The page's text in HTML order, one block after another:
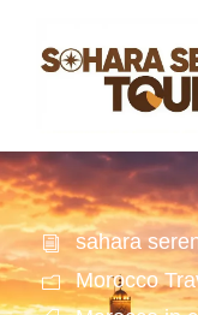
sahara
Morocco